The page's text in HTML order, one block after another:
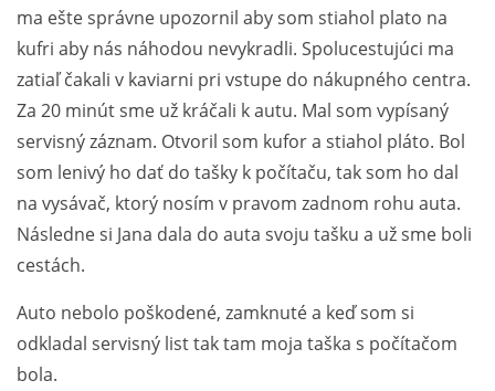
ma ešte správne upozornil aby som stiahol plato na
kufri aby nás náhodou nevykradli. Spolucestujúci ma
zatiaľ čakali v kaviarni pri vstupe do nákupného centra.
Za 20 minút sme už kráčali k autu. Mal som vypísaný
servisný záznam. Otvoril som kufor a stiahol pláto. Bol
som lenivý ho dať do tašky k počítaču, tak som ho dal
na vysávač, ktorý nosím v pravom zadnom rohu auta.
Následne si Jana dala do auta svoju tašku a už sme boli
cestách.
Auto nebolo poškodené, zamknuté a keď som si
odkladal servisný list tak tam moja taška s počítačom
bola.